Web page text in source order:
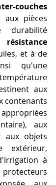
aux pièces
résistance
et à de
qu'une
aux
contenants
aux
aux objets
extérieur,
à